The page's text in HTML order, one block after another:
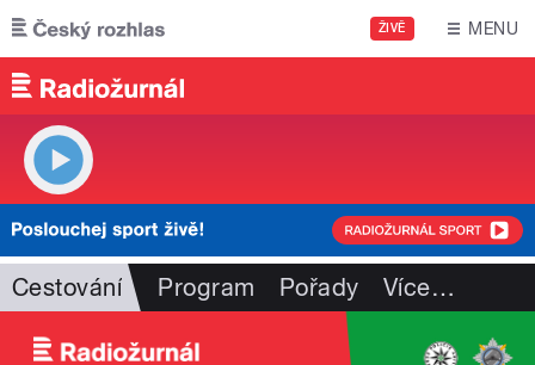
Přejít k hlavnímu obsahu
ŽIVĚ MENU
Cestování Program Pořady Více…